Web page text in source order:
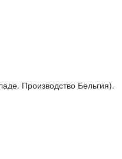
Производство Бельгия).